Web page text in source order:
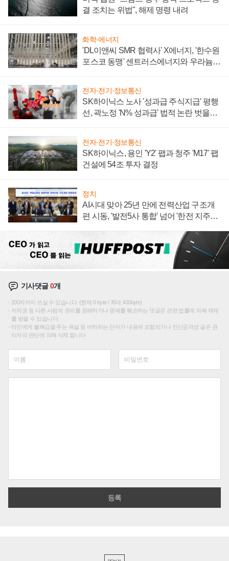
결 조치는 위법", 해제 명령 내려
화학·에너지
'DL이앤씨 SMR 협력사' X에너지, '한수원
포스코 동맹' 센트러스에너지와 우라늄
전자·전기·정보통신
SK하이닉스 노사 '성과급 주식지급' 평행
선, 곽노정 'N% 성과급' 법적 논란 벗을지
전자·전기·정보통신
SK하이닉스, 용인 'Y2' 팹과 청주 'M17' 팹
건설에 54조 투자 결정
정치
AI시대 맞아 25년 만에 전력산업 구조개
편 시동, '발전5사 통합' 넘어 '한전 지주사'
기사댓글0개
200자까지 쓰실 수 있습니다. (현재 0 byte / 최대 400byte)
저작권 등 다른 사람의 권리를 침해하거나 명예를 훼손하는 댓글은 관련 법률에 의해 제재
를 받을 수 있습니다.
타인에게 불쾌감을 주는 욕설 등 비하하는 단어가 내용에 포함되거나 인신공격성 글은 관
리자의 판단에 의해 삭제 합니다.